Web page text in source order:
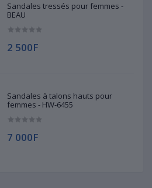
Sandales tressés pour femmes -
BEAU
2 500F
Sandales à talons hauts pour
femmes - HW-6455
7 000F